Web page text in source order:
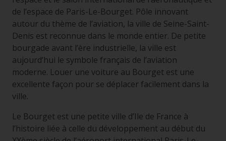
de l’espace de Paris-Le-Bourget. Pôle innovant
autour du thème de l’aviation, la ville de Seine-Saint-
Denis est reconnue dans le monde entier. De petite
bourgade avant l’ère industrielle, la ville est
aujourd’hui le symbole français de l’aviation
moderne. Louer une voiture au Bourget est une
excellente façon pour se déplacer facilement dans la
ville.
Le Bourget est une petite ville d’Ile de France à
l’histoire liée à celle du développement au début du